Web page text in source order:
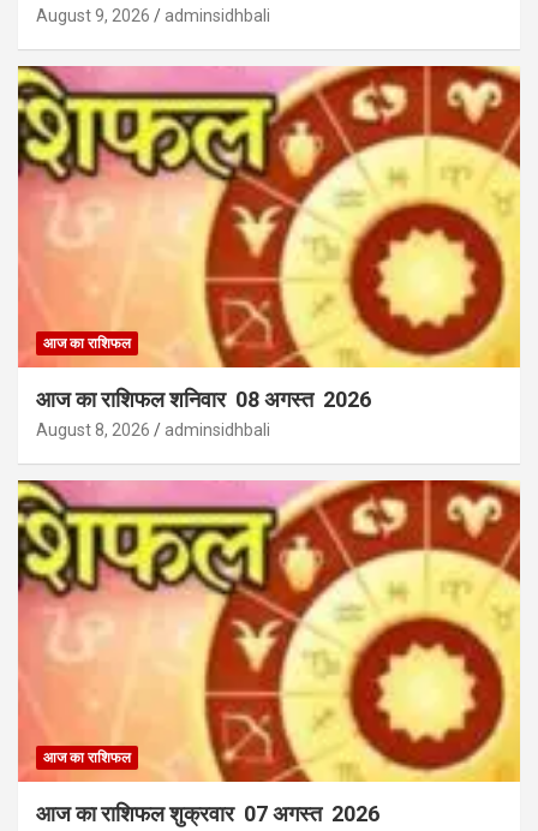
August 9, 2026 adminsidhbali
आज का राशिफल
आज का राशिफल शनिवार 08 अगस्त 2026
August 8, 2026 adminsidhbali
आज का राशिफल
आज का राशिफल शुक्रवार 07 अगस्त 2026